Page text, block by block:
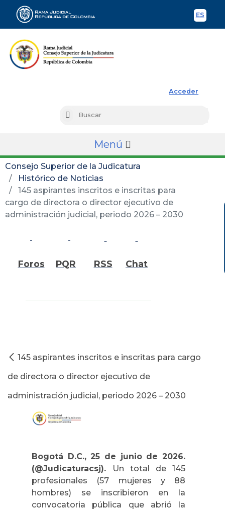
ES
Acceder
Buscar
Menú
Consejo Superior de la Judicatura
Histórico de Noticias
145 aspirantes inscritos e inscritas para
cargo de directora o director ejecutivo de
administración judicial, periodo 2026 – 2030
Foros PQR RSS Chat
145 aspirantes inscritos e inscritas para cargo
de directora o director ejecutivo de
administración judicial, periodo 2026 – 2030
Bogotá D.C., 25 de junio de 2026.
(@Judicaturacsj).
Un total de 145
profesionales (57 mujeres y 88
hombres) se inscribieron en la
convocatoria pública que abrió la